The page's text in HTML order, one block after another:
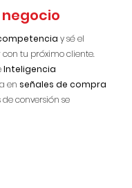
y sé el
tu próximo cliente.
Inteligencia
en señales de compra
conversión se